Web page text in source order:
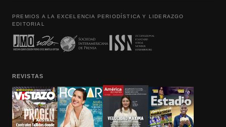
PREMIOS A LA EXCELENCIA PERIODÍSTICA Y LIDERAZGO
EDITORIAL
REVISTAS